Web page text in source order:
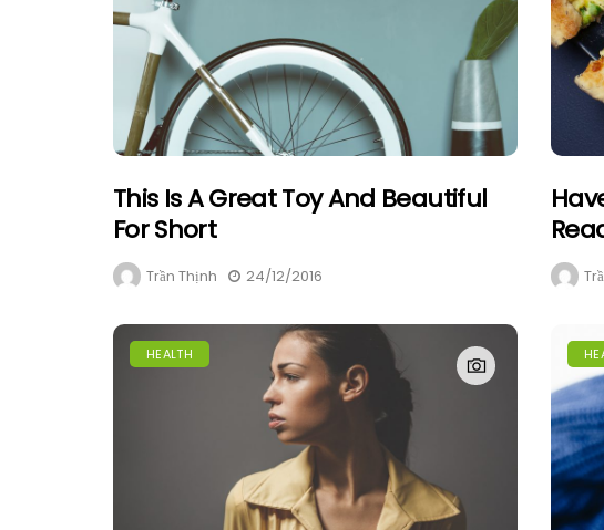
This Is A Great Toy And Beautiful
For Short
Trần Thịnh 24/12/2016
HEALTH